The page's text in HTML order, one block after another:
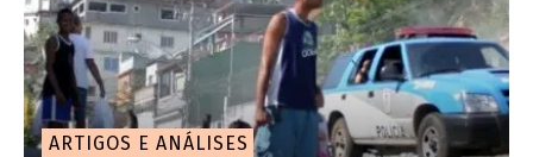
ARTIGOS E ANÁLISES